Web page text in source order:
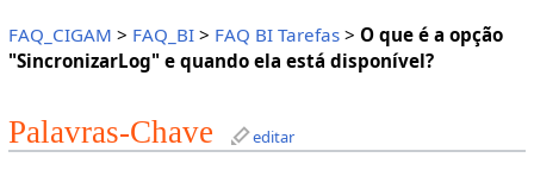
FAQ_CIGAM > FAQ_BI> FAQ BI Tarefas> O que é a opção
"SincronizarLog" e quando ela está disponível?
Palavras-Chave editar